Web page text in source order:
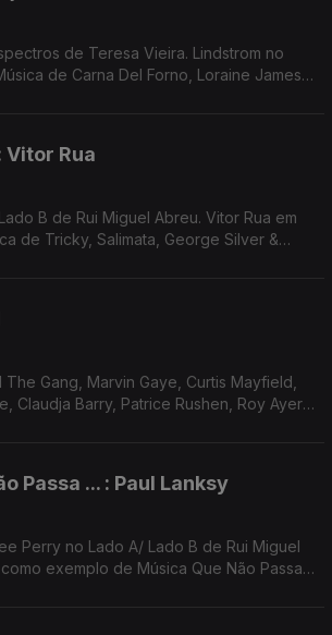
de Teresa Vieira. Lindstrom no
de Carna Del Forno, Loraine James,
Vitor Rua
B de Rui Miguel Abreu. Vitor Rua em
de Tricky, Salimata, George Silver &
Gang, Marvin Gaye, Curtis Mayfield,
Claudja Barry, Patrice Rushen, Roy Ayers,
Passa ... : Paul Lanksy
Perry no Lado A/ Lado B de Rui Miguel
exemplo de Música Que Não Passa